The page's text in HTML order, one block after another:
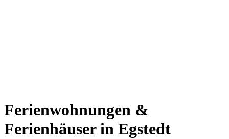
Ferienwohnungen &
Ferienhäuser in Egstedt